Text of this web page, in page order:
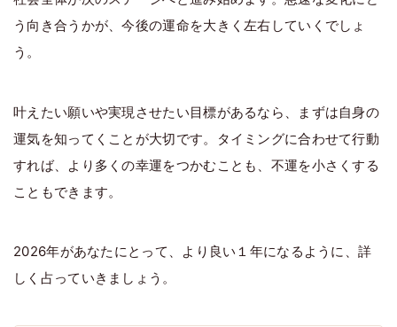
う向き合うかが、今後の運命を大きく左右していくでしょ
う。
叶えたい願いや実現させたい目標があるなら、まずは自身の
運気を知ってくことが大切です。タイミングに合わせて行動
すれば、より多くの幸運をつかむことも、不運を小さくする
こともできます。
2026年があなたにとって、より良い１年になるように、詳
しく占っていきましょう。